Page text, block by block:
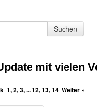
Suchen
mit vielen
1,2,3, ...12,13,14 Weiter »